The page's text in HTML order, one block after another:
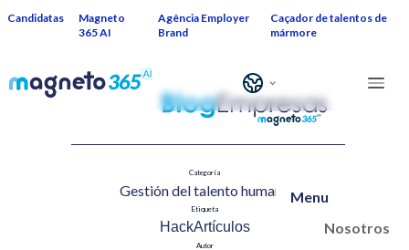
Candidatas
Magneto
365 AI
Agência Employer
Brand
Caçador de talentos de
mármore
Menu
Nosotros
Categoría
Gestión del talento humano​
Etiqueta
HackArtículos
Autor